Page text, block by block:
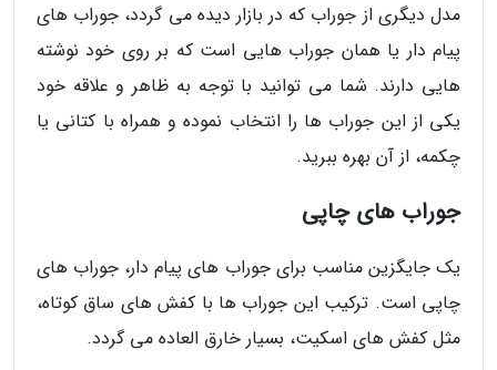
مدل دیگری از جوراب که در بازار دیده می گردد، جوراب های
پیام دار یا همان جوراب هایی است که بر روی خود نوشته
هایی دارند. شما می توانید با توجه به ظاهر و علاقه خود
یکی از این جوراب ها را انتخاب نموده و همراه با کتانی یا
چکمه، از آن بهره ببرید.
جوراب های چاپی
یک جایگزین مناسب برای جوراب های پیام دار، جوراب های
چاپی است. ترکیب این جوراب ها با کفش های ساق کوتاه،
مثل کفش های اسکیت، بسیار خارق العاده می گردد.